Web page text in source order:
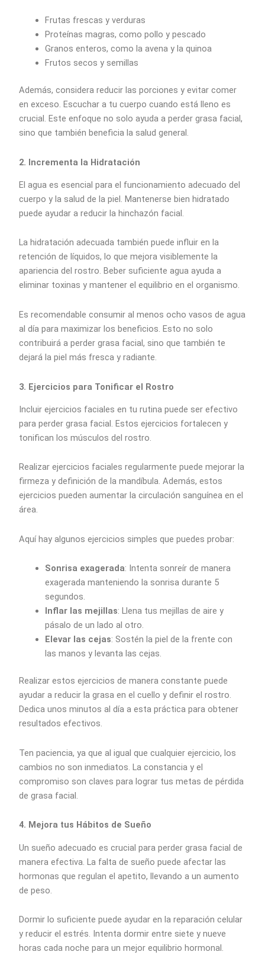
Frutas frescas y verduras
Proteínas magras, como pollo y pescado
Granos enteros, como la avena y la quinoa
Frutos secos y semillas
Además, considera reducir las porciones y evitar comer
en exceso. Escuchar a tu cuerpo cuando está lleno es
crucial. Este enfoque no solo ayuda a perder grasa facial,
sino que también beneficia la salud general.
2. Incrementa la Hidratación
El agua es esencial para el funcionamiento adecuado del
cuerpo y la salud de la piel. Mantenerse bien hidratado
puede ayudar a reducir la hinchazón facial.
La hidratación adecuada también puede influir en la
retención de líquidos, lo que mejora visiblemente la
apariencia del rostro. Beber suficiente agua ayuda a
eliminar toxinas y mantener el equilibrio en el organismo.
Es recomendable consumir al menos ocho vasos de agua
al día para maximizar los beneficios. Esto no solo
contribuirá a perder grasa facial, sino que también te
dejará la piel más fresca y radiante.
3. Ejercicios para Tonificar el Rostro
Incluir ejercicios faciales en tu rutina puede ser efectivo
para perder grasa facial. Estos ejercicios fortalecen y
tonifican los músculos del rostro.
Realizar ejercicios faciales regularmente puede mejorar la
firmeza y definición de la mandíbula. Además, estos
ejercicios pueden aumentar la circulación sanguínea en el
área.
Aquí hay algunos ejercicios simples que puedes probar:
Sonrisa exagerada: Intenta sonreír de manera
exagerada manteniendo la sonrisa durante 5
segundos.
Inflar las mejillas: Llena tus mejillas de aire y
pásalo de un lado al otro.
Elevar las cejas: Sostén la piel de la frente con
las manos y levanta las cejas.
Realizar estos ejercicios de manera constante puede
ayudar a reducir la grasa en el cuello y definir el rostro.
Dedica unos minutos al día a esta práctica para obtener
resultados efectivos.
Ten paciencia, ya que al igual que cualquier ejercicio, los
cambios no son inmediatos. La constancia y el
compromiso son claves para lograr tus metas de pérdida
de grasa facial.
4. Mejora tus Hábitos de Sueño
Un sueño adecuado es crucial para perder grasa facial de
manera efectiva. La falta de sueño puede afectar las
hormonas que regulan el apetito, llevando a un aumento
de peso.
Dormir lo suficiente puede ayudar en la reparación celular
y reducir el estrés. Intenta dormir entre siete y nueve
horas cada noche para un mejor equilibrio hormonal.